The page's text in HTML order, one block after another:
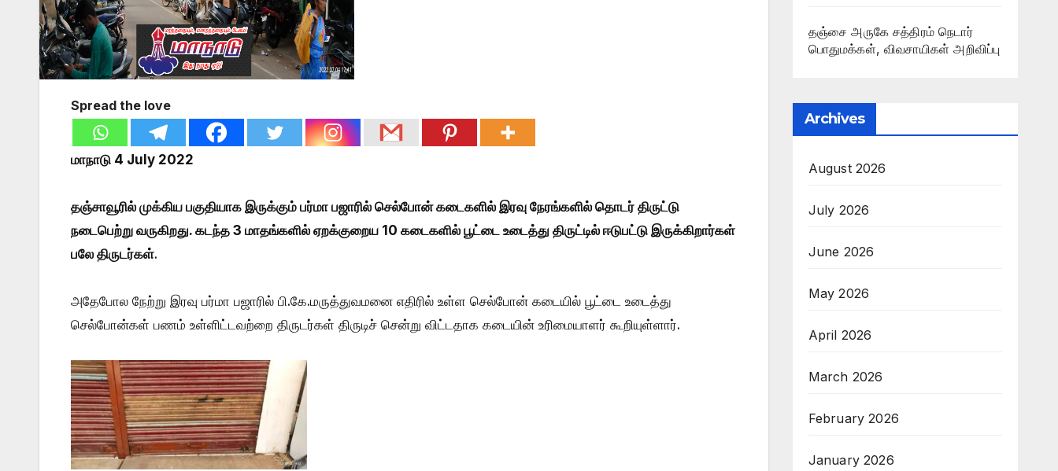
Spread the love
மாநாடு 4 July 2022
தஞ்சாவூரில் முக்கிய பகுதியாக இருக்கும் பர்மா பஜாரில் செல்போன் கடைகளில் இரவு நேரங்களில் தொடர் திருட்டு
நடைபெற்று வருகிறது. கடந்த 3 மாதங்களில் ஏறக்குறைய 10 கடைகளில் பூட்டை உடைத்து திருட்டில் ஈடுபட்டு இருக்கிறார்கள்
பலே திருடர்கள்.
அதேபோல நேற்று இரவு பர்மா பஜாரில் பி.கே.மருத்துவமனை எதிரில் உள்ள செல்போன் கடையில் பூட்டை உடைத்து
செல்போன்கள் பணம் உள்ளிட்டவற்றை திருடர்கள் திருடிச் சென்று விட்டதாக கடையின் உரிமையாளர் கூறியுள்ளார்.
தஞ்சை அருகே சத்திரம் நெடார்
பொதுமக்கள், விவசாயிகள் அறிவிப்பு
Archives
August 2026
July 2026
June 2026
May 2026
April 2026
March 2026
February 2026
January 2026